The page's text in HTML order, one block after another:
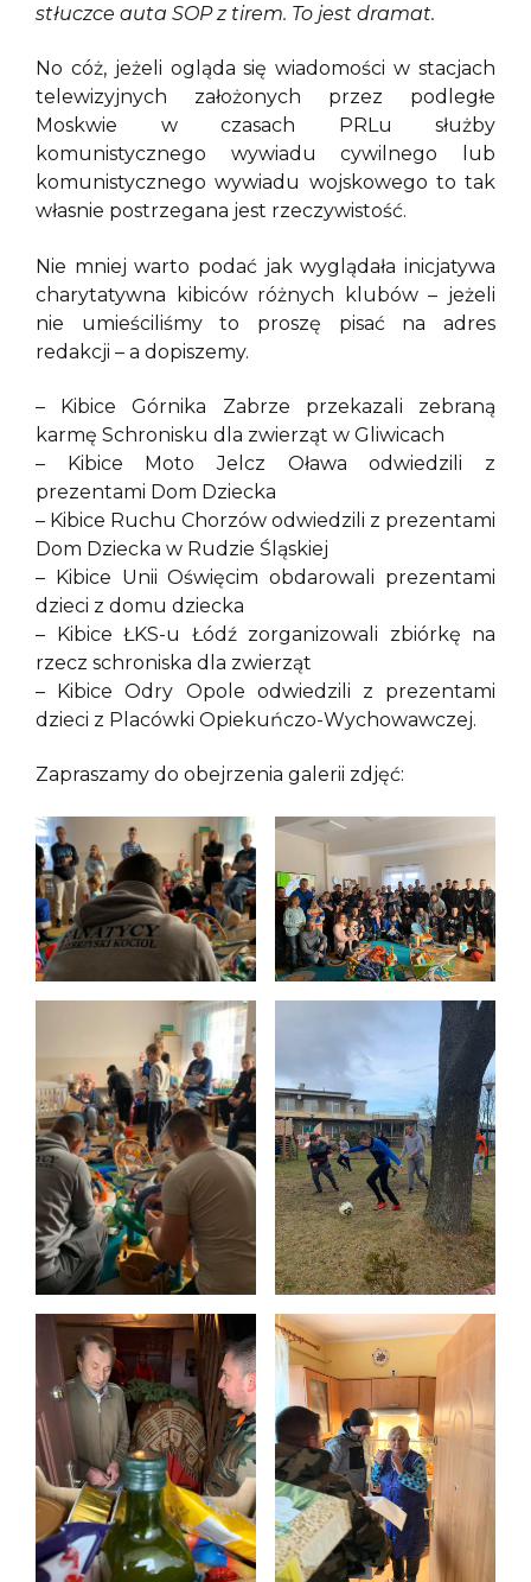
stłuczce auta SOP z tirem. To jest dramat.
No cóż, jeżeli ogląda się wiadomości w stacjach
telewizyjnych założonych przez podległe
Moskwie w czasach PRLu służby
komunistycznego wywiadu cywilnego lub
komunistycznego wywiadu wojskowego to tak
własnie postrzegana jest rzeczywistość.
Nie mniej warto podać jak wyglądała inicjatywa
charytatywna kibiców różnych klubów – jeżeli
nie umieściliśmy to proszę pisać na adres
redakcji – a dopiszemy.
– Kibice Górnika Zabrze przekazali zebraną
karmę Schronisku dla zwierząt w Gliwicach
– Kibice Moto Jelcz Oława odwiedzili z
prezentami Dom Dziecka
– Kibice Ruchu Chorzów odwiedzili z prezentami
Dom Dziecka w Rudzie Śląskiej
– Kibice Unii Oświęcim obdarowali prezentami
dzieci z domu dziecka
– Kibice ŁKS-u Łódź zorganizowali zbiórkę na
rzecz schroniska dla zwierząt
– Kibice Odry Opole odwiedzili z prezentami
dzieci z Placówki Opiekuńczo-Wychowawczej.
Zapraszamy do obejrzenia galerii zdjęć: